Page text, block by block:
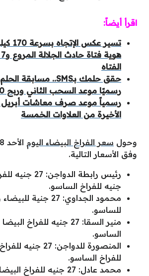
اقرأ أيضاً:
تسير
الفتاه
رسميًا موعد السحب الثاني وربح 250 ألف دولار
الأخيرة من العلاوات الخمسة
وحول سعر الفراخ البيضاء اليوم
وفق الأسعار التالية.
جنيه للفراخ الساسو.
للساسو.
الساسو.
للفراخ الساسو.